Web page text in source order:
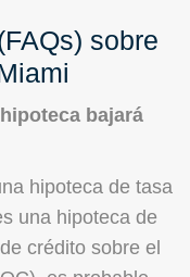
sobre
bajará
hipoteca de tasa
una hipoteca de
crédito sobre el